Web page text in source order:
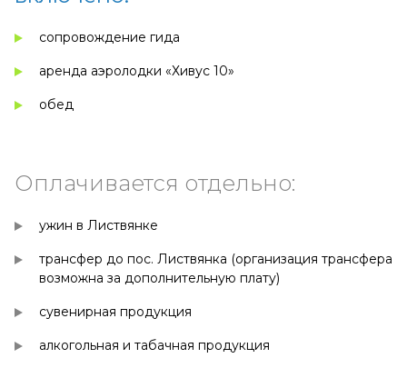
сопровождение гида
аренда аэролодки «Хивус 10»
обед
Оплачивается отдельно:
ужин в Листвянке
трансфер до пос. Листвянка (организация трансфера
возможна за дополнительную плату)
сувенирная продукция
алкогольная и табачная продукция